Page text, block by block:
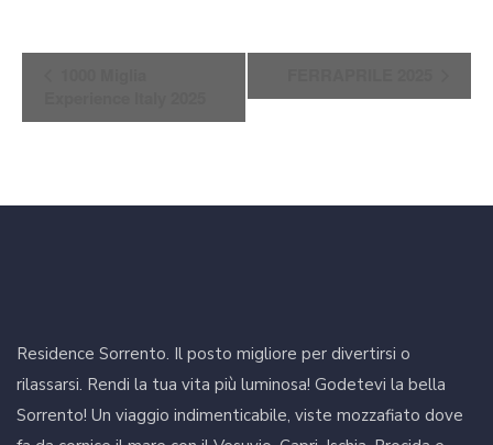
Residence Sorrento. Il posto migliore per divertirsi o
rilassarsi. Rendi la tua vita più luminosa! Godetevi la bella
Sorrento! Un viaggio indimenticabile, viste mozzafiato dove